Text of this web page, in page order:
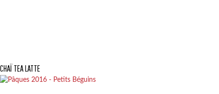
CHAÏ TEA LATTE